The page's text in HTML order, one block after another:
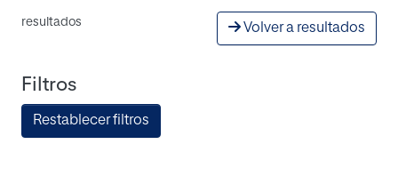
resultados Volver a resultados
Filtros
Restablecer filtros